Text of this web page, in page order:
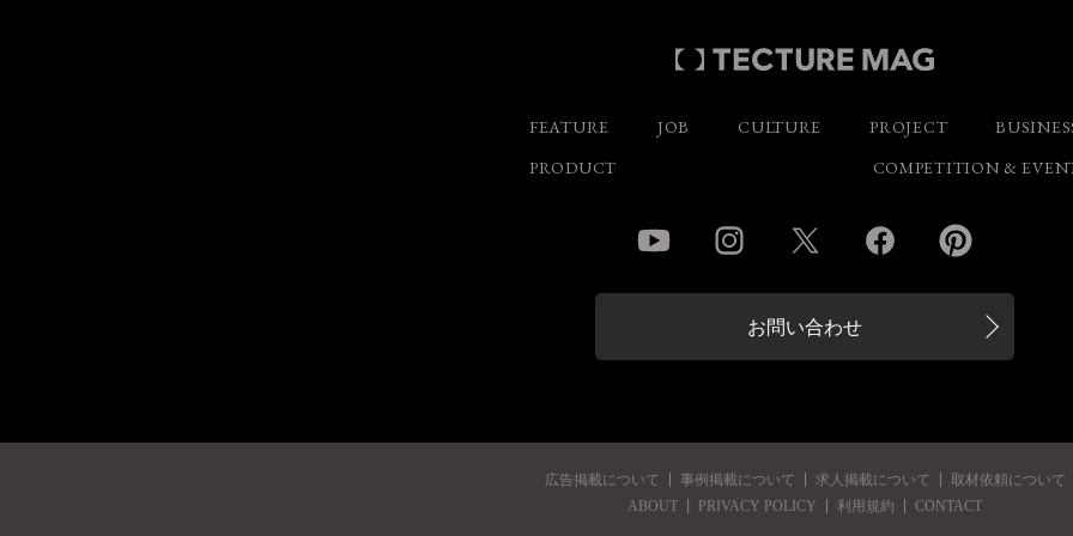
FEATURE JOB CULTURE PROJECT
PRODUCT
COMPETITION &
YouTube Instagram Twitter Facebook
お問い合わせ
広告掲載について 事例掲載について 求人掲載について
取材依頼について
ABOUT
PRIVACY POLICY 利用規約 CONTACT